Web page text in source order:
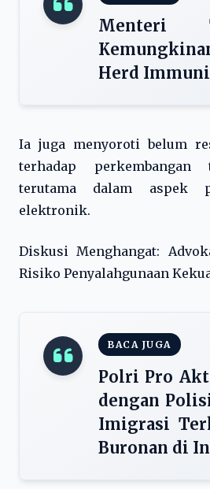
Menteri
Herd
Ia juga menyoroti belum
terhadap
terutama dalam aspek
elektronik.
Diskusi Menghangat:
Risiko Penyalahgunaan
BACA JUGA
Polri Pro
dengan
Imigrasi
Buronan di